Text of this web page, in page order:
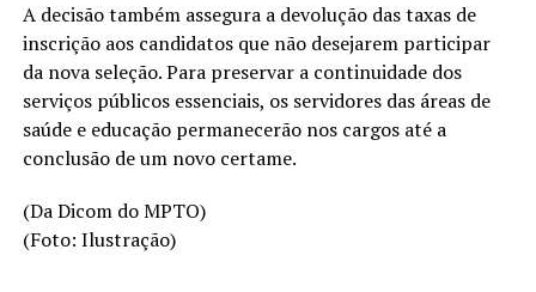
A decisão também assegura a devolução das taxas de
inscrição aos candidatos que não desejarem participar
da nova seleção. Para preservar a continuidade dos
serviços públicos essenciais, os servidores das áreas de
saúde e educação permanecerão nos cargos até a
conclusão de um novo certame.
(Da Dicom do MPTO)
(Foto: Ilustração)